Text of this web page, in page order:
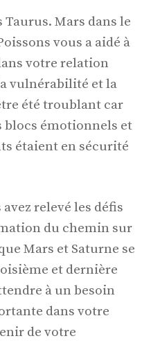
Mars dans le
vous a aidé à
votre relation
vulnérabilité et la
été troublant car
blocs émotionnels et
étaient en sécurité
relevé les défis
du chemin sur
Mars et Saturne se
et dernière
à un besoin
dans votre
de votre